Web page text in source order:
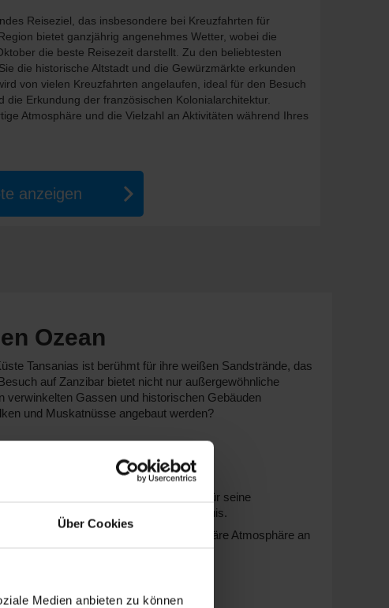
Über Cookies
Medien anbieten zu können
Reiseziel, das insbesondere bei Kreuzfahrten für
bietet ganzjährig angenehmes Wetter, wobei die
die beste Reisezeit darstellt. Zu den beliebtesten
die historische Altstadt und die Gewürzmärkte erkunden
von vielen Kreuzfahrten angelaufen, ideal für den Besuch
die Erkundung der französischen Kolonialarchitektur.
Atmosphäre und die Vielzahl an Aktivitäten während Ihres
anzeigen
Ozean
Tansanias ist berühmt für ihre weißen Sandstrände, das
auf Zanzibar bietet nicht nur außergewöhnliche
verwinkelten Gassen und historischen Gebäuden
und Muskatnüsse angebaut werden?
. Dieses Schiff ist bekannt für seine
erfolgen meist von
oder Port Louis.
ihren persönlichen Service und familiäre Atmosphäre an